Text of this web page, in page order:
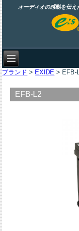
オーディオの感動を伝え
ブランド > EXIDE > EFB-
EFB-L2